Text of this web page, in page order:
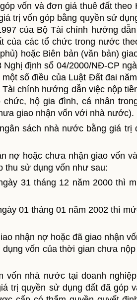
vốn và đơn giá thuê đất theo
trị vốn góp bằng quyền sử
của Bộ Tài chính hướng
của các tổ chức trong nước
hoặc Biên bản (văn bản)
định số 04/2000/NĐ-CP
số điều của Luật Đất đai
chính hướng dẫn việc nộp
hộ gia đình, cá nhân
giao nhận vốn với nhà nước).
sách nhà nước bằng giá trị
nợ hoặc chưa nhận giao vốn
thu sử dụng vốn như sau:
31 tháng 12 năm 2000 thì
01 tháng 01 năm 2002 thì
nhận nợ hoặc đã giao nhận
vốn của thời gian chưa
vốn nhà nước tại doanh
trị quyền sử dụng đất đã góp